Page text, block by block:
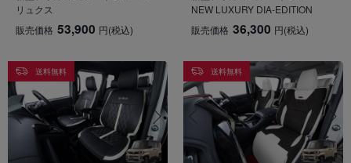
リュクス
販売価格 53,900 円(税込)
NEW LUXURY DIA-EDITION
販売価格 36,300 円(税込)
送料無料 送料無料